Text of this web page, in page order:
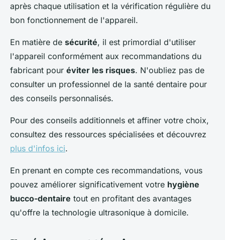
après chaque utilisation et la vérification régulière du
bon fonctionnement de l'appareil.
En matière de sécurité, il est primordial d'utiliser
l'appareil conformément aux recommandations du
fabricant pour éviter les risques. N'oubliez pas de
consulter un professionnel de la santé dentaire pour
des conseils personnalisés.
Pour des conseils additionnels et affiner votre choix,
consultez des ressources spécialisées et découvrez
plus d'infos ici.
En prenant en compte ces recommandations, vous
pouvez améliorer significativement votre hygiène
bucco-dentaire tout en profitant des avantages
qu'offre la technologie ultrasonique à domicile.